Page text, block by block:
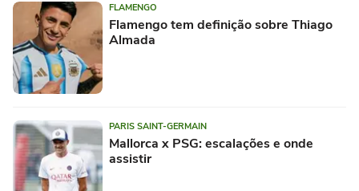
FLAMENGO
Flamengo tem definição sobre Thiago
Almada
PARIS SAINT-GERMAIN
Mallorca x PSG: escalações e onde
assistir